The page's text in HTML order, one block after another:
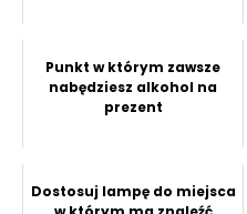
Punkt w którym zawsze
nabędziesz alkohol na
prezent
Dostosuj lampę do miejsca